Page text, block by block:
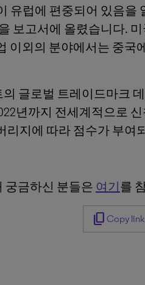
유럽에 편중되어 있음을
보고서에 올렸습니다.
이외의 분야에서는 중국
글로벌 트레이드마크
년까지 전세계적으로
리지에 따라 점수가 부여
궁금하신 분들은 여기를
content_copy Copy link